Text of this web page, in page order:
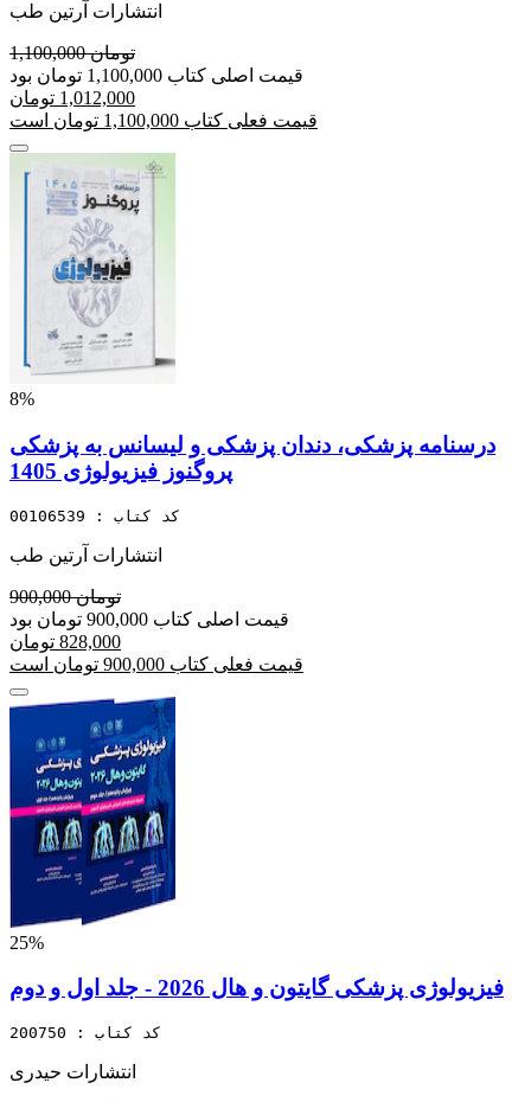
انتشارات آرتین طب
1,100,000 تومان
قیمت اصلی کتاب 1,100,000 تومان بود
1,012,000 تومان
قیمت فعلی کتاب 1,100,000 تومان است
8%
درسنامه پزشکی، دندان پزشکی و لیسانس به پزشکی
پروگنوز فیزیولوژی 1405
کد کتاب : 00106539
انتشارات آرتین طب
900,000 تومان
قیمت اصلی کتاب 900,000 تومان بود
828,000 تومان
قیمت فعلی کتاب 900,000 تومان است
25%
فیزیولوژی پزشکی گایتون و هال 2026 - جلد اول و دوم
کد کتاب : 200750
انتشارات حیدری